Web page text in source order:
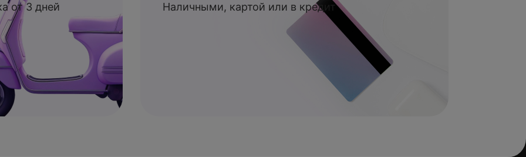
от 3 дней Наличными, картой или в кредит